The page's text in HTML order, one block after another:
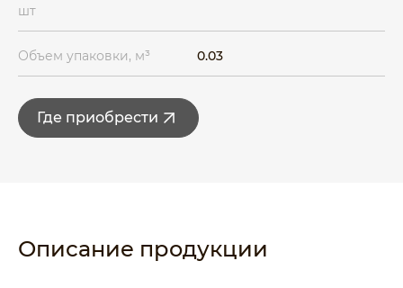
шт
Объем упаковки, м³ 0.03
Где приобрести
Описание продукции